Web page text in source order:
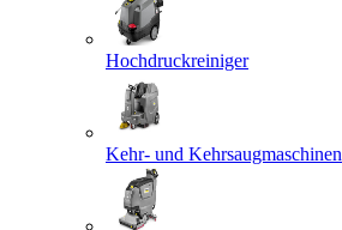
Hochdruckreiniger
Kehr- und Kehrsaugmaschinen